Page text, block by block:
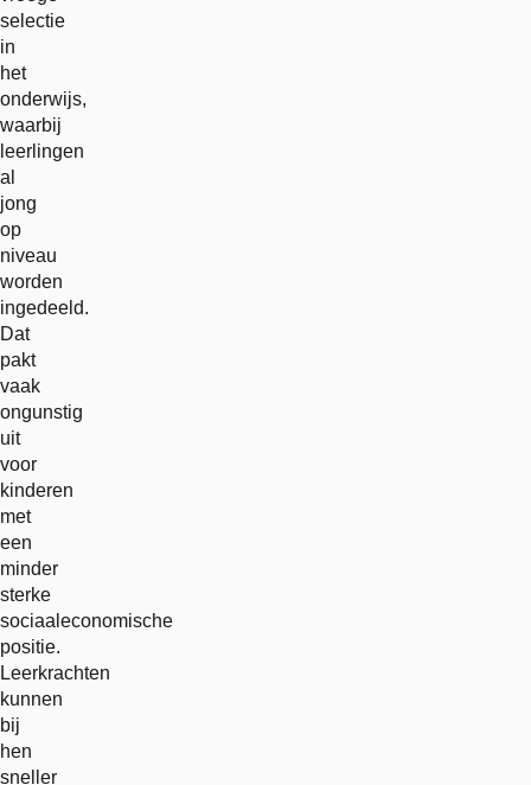
selectie
in
het
onderwijs,
waarbij
leerlingen
al
jong
op
niveau
worden
ingedeeld.
Dat
pakt
vaak
ongunstig
uit
voor
kinderen
met
een
minder
sterke
sociaaleconomische
positie.
Leerkrachten
kunnen
bij
hen
sneller